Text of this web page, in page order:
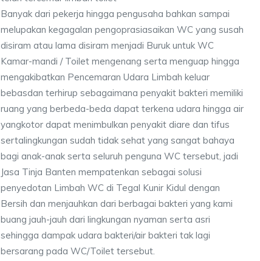
Banyak dari pekerja hingga pengusaha bahkan sampai
melupakan kegagalan pengoprasiasaikan WC yang susah
disiram atau lama disiram menjadi Buruk untuk WC
Kamar-mandi / Toilet mengenang serta menguap hingga
mengakibatkan Pencemaran Udara Limbah keluar
bebasdan terhirup sebagaimana penyakit bakteri memiliki
ruang yang berbeda-beda dapat terkena udara hingga air
yangkotor dapat menimbulkan penyakit diare dan tifus
sertalingkungan sudah tidak sehat yang sangat bahaya
bagi anak-anak serta seluruh penguna WC tersebut, jadi
Jasa Tinja Banten mempatenkan sebagai solusi
penyedotan Limbah WC di Tegal Kunir Kidul dengan
Bersih dan menjauhkan dari berbagai bakteri yang kami
buang jauh-jauh dari lingkungan nyaman serta asri
sehingga dampak udara bakteri/air bakteri tak lagi
bersarang pada WC/Toilet tersebut.